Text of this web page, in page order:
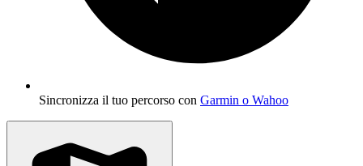
Sincronizza il tuo percorso con Garmin o Wahoo